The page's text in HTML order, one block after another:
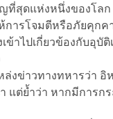
ที่สุดแห่งหนึ่งของโลก
ารโจมตีหรือภัยคุกค
ข้าไปเกี่ยวข้องกับอุบั
ล่งข่าวทางทหารว่า
แต่ย้ำว่า หากมีการก